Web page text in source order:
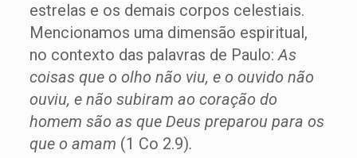
estrelas e os demais corpos celestiais.
Mencionamos uma dimensão espiritual,
no contexto das palavras de Paulo:As
coisas que o olho não viu, e o ouvido não
ouviu, e não subiram ao coração do
homem são as que Deus preparou para os
que o amam (1 Co 2.9).